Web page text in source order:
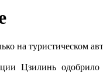
на туристическом
Цзилинь